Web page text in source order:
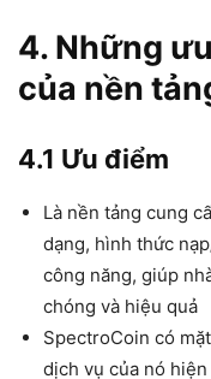
4. Những
của nền
4.1 Ưu điểm
Là nền tảng cung
dạng, hình thức
công năng, giúp
chóng và hiệu quả
SpectroCoin có
dịch vụ của nó